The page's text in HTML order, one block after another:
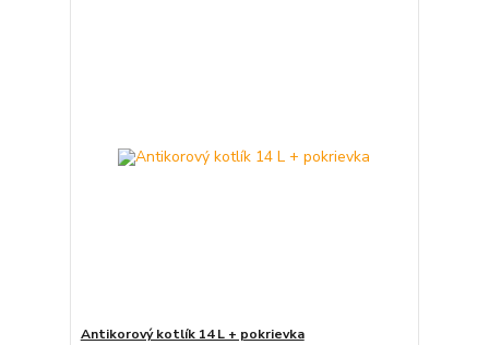
Antikorový kotlík 14 L + pokrievka